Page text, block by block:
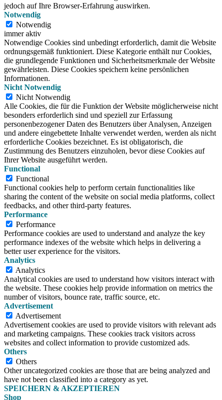
jedoch auf Ihre Browser-Erfahrung auswirken.
Notwendig
Notwendig
immer aktiv
Notwendige Cookies sind unbedingt erforderlich, damit die Website
ordnungsgemäß funktioniert. Diese Kategorie enthält nur Cookies,
die grundlegende Funktionen und Sicherheitsmerkmale der Website
gewährleisten. Diese Cookies speichern keine persönlichen
Informationen.
Nicht Notwendig
Nicht Notwendig
Alle Cookies, die für die Funktion der Website möglicherweise nicht
besonders erforderlich sind und speziell zur Erfassung
personenbezogener Daten des Benutzers über Analysen, Anzeigen
und andere eingebettete Inhalte verwendet werden, werden als nicht
erforderliche Cookies bezeichnet. Es ist obligatorisch, die
Zustimmung des Benutzers einzuholen, bevor diese Cookies auf
Ihrer Website ausgeführt werden.
Functional
Functional
Functional cookies help to perform certain functionalities like
sharing the content of the website on social media platforms, collect
feedbacks, and other third-party features.
Performance
Performance
Performance cookies are used to understand and analyze the key
performance indexes of the website which helps in delivering a
better user experience for the visitors.
Analytics
Analytics
Analytical cookies are used to understand how visitors interact with
the website. These cookies help provide information on metrics the
number of visitors, bounce rate, traffic source, etc.
Advertisement
Advertisement
Advertisement cookies are used to provide visitors with relevant ads
and marketing campaigns. These cookies track visitors across
websites and collect information to provide customized ads.
Others
Others
Other uncategorized cookies are those that are being analyzed and
have not been classified into a category as yet.
SPEICHERN & AKZEPTIEREN
Shop